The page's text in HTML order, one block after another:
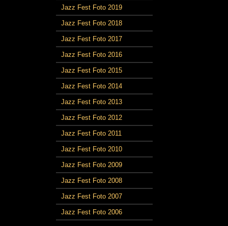
Jazz Fest Foto 2019
Jazz Fest Foto 2018
Jazz Fest Foto 2017
Jazz Fest Foto 2016
Jazz Fest Foto 2015
Jazz Fest Foto 2014
Jazz Fest Foto 2013
Jazz Fest Foto 2012
Jazz Fest Foto 2011
Jazz Fest Foto 2010
Jazz Fest Foto 2009
Jazz Fest Foto 2008
Jazz Fest Foto 2007
Jazz Fest Foto 2006